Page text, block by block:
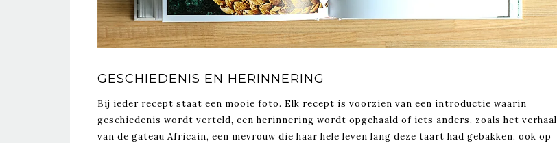
GESCHIEDENIS EN HERINNERING
Bij ieder recept staat een mooie foto. Elk recept is voorzien van een introductie waarin
geschiedenis wordt verteld, een herinnering wordt opgehaald of iets anders, zoals het verhaal
van de gateau Africain, een mevrouw die haar hele leven lang deze taart had gebakken, ook op